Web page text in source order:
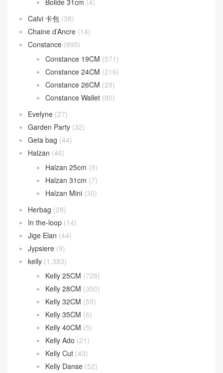
Calvi 卡包 (38)
Chaine d’Ancre (14)
Constance (895)
Constance 19CM (571)
Constance 24CM (216)
Constance 26CM (29)
Constance Wallet (80)
Evelyne (27)
Garden Party (32)
Geta bag (44)
Halzan (46)
Halzan 25cm (9)
Halzan 31cm (7)
Halzan Mini (30)
Herbag (28)
In the-loop (14)
Jige Elan (44)
Jypsiere (9)
kelly (1,383)
Kelly 25CM (728)
Kelly 28CM (350)
Kelly 32CM (55)
Kelly 35CM (6)
Kelly 40CM (5)
Kelly Ado (21)
Kelly Cut (43)
Kelly Danse (52)